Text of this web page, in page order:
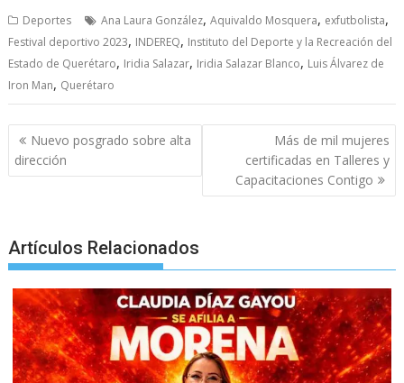
e
b
o
o
k
itt
er
ai
l
at
s
p
p
ss
e
g
er
y
p
e
gr
m
ar
e
Deportes Ana Laura González,Aquivaldo Mosquera, exfutbolista,
Festival deportivo 2023, INDEREQ, Instituto del Deporte y la Recreación del
Estado de Querétaro, Iridia Salazar, Iridia Salazar Blanco, Luis Álvarez de
Iron Man, Querétaro
Post
navigation
Nuevo posgrado sobre alta
dirección
Más de mil mujeres
certificadas en Talleres y
Capacitaciones Contigo
Artículos Relacionados